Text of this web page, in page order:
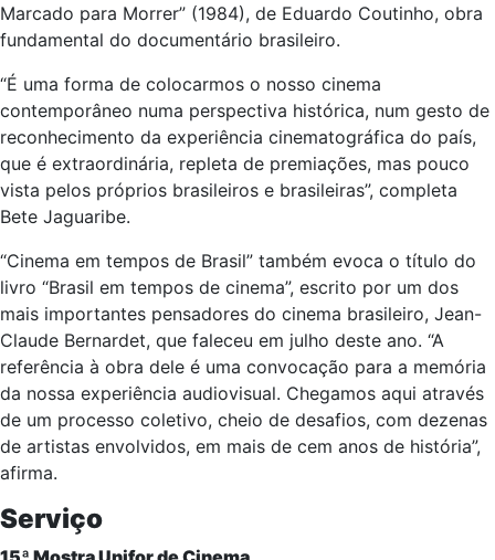
Marcado para Morrer” (1984), de Eduardo Coutinho, obra
fundamental do documentário brasileiro.
“É uma forma de colocarmos o nosso cinema
contemporâneo numa perspectiva histórica, num gesto de
reconhecimento da experiência cinematográfica do país,
que é extraordinária, repleta de premiações, mas pouco
vista pelos próprios brasileiros e brasileiras”, completa
Bete Jaguaribe.
“Cinema em tempos de Brasil” também evoca o título do
livro “Brasil em tempos de cinema”, escrito por um dos
mais importantes pensadores do cinema brasileiro, Jean-
Claude Bernardet, que faleceu em julho deste ano. “A
referência à obra dele é uma convocação para a memória
da nossa experiência audiovisual. Chegamos aqui através
de um processo coletivo, cheio de desafios, com dezenas
de artistas envolvidos, em mais de cem anos de história”,
afirma.
Serviço